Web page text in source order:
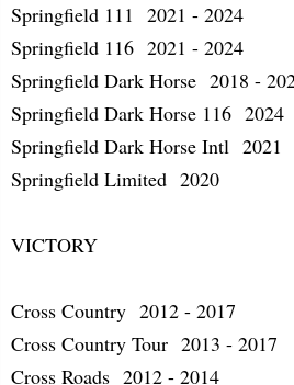
Springfield 111 2021 - 2024
Springfield 116 2021 - 2024
Springfield Dark Horse 2018 -
Springfield Dark Horse 116 2024
Springfield Dark Horse Intl 2021
Springfield Limited 2020
VICTORY
Cross Country 2012 - 2017
Cross Country Tour 2013 - 2017
Cross Roads 2012 - 2014